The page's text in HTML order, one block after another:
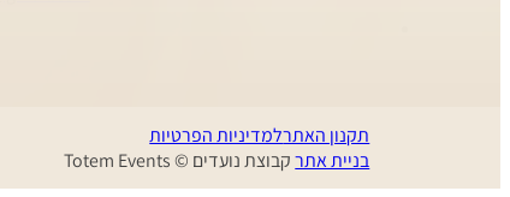
תקנון האתרלמדיניות הפרטיות
בניית אתרקבוצת נועדים © Totem Events